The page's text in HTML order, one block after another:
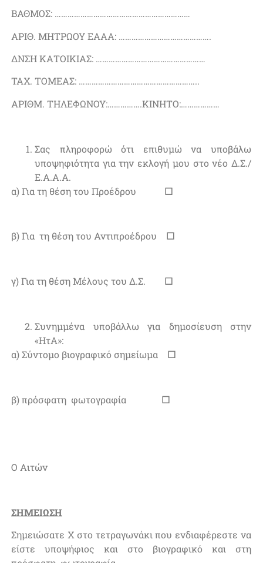
ΒΑΘΜΟΣ: ………………………………………………………
ΑΡΙΘ. ΜΗΤΡΩΟΥ ΕΑΑΑ: …………………………………….
ΔΝΣΗ ΚΑΤΟΙΚΙΑΣ: ……………………………………………
ΤΑΧ. ΤΟΜΕΑΣ: ………………………………………………..
ΑΡΙΘΜ. ΤΗΛΕΦΩΝΟΥ:…………….ΚΙΝΗΤΟ:………………
Σας πληροφορώ ότι επιθυμώ να υποβάλω
υποψηφιότητα για την εκλογή μου στο νέο Δ.Σ./
Ε.Α.Α.Α.
α) Για τη θέση του Προέδρου ☐
β) Για τη θέση του Αντιπροέδρου ☐
γ) Για τη θέση Μέλους του Δ.Σ. ☐
Συνημμένα υποβάλλω για δημοσίευση στην
«ΗτΑ»:
α) Σύντομο βιογραφικό σημείωμα ☐
β) πρόσφατη φωτογραφία ☐
Ο Αιτών
ΣΗΜΕΙΩΣΗ
Σημειώσατε Χ στο τετραγωνάκι που ενδιαφέρεστε να
είστε υποψήφιος και στο βιογραφικό και στη